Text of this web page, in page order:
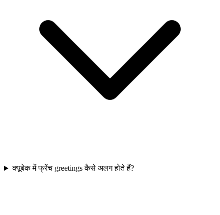
क्यूबेक में फ्रेंच greetings कैसे अलग होते हैं?